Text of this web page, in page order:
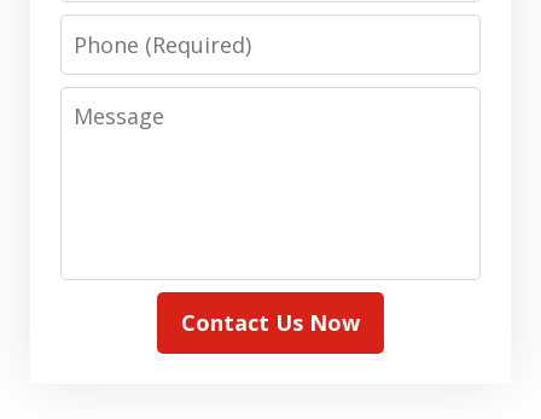
Phone
Message
Contact Us Now